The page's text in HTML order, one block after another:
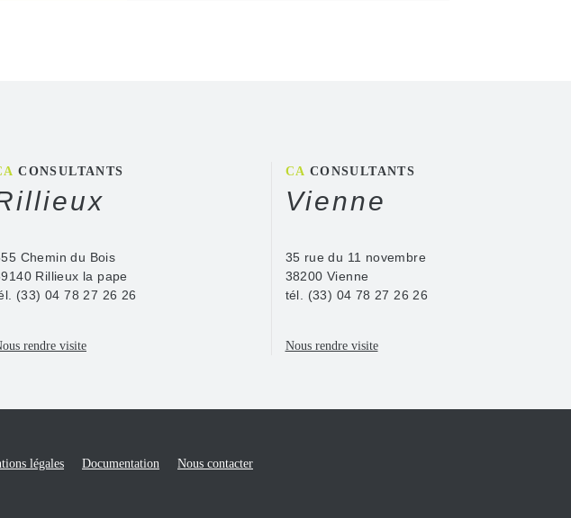
CONSULTANTS
Chemin du Bois
Rillieux la pape
(33) 04 78 27 26 26
rendre visite
CA CONSULTANTS
Vienne
35 rue du 11 novembre
38200 Vienne
tél. (33) 04 78 27 26 26
Nous rendre visite
légales Documentation Nous contacter